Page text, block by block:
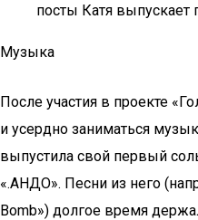
посты Катя выпускает
Музыка
После участия в проекте
и усердно заниматься
выпустила свой первый
«.АНДО». Песни из него
Bomb») долгое время